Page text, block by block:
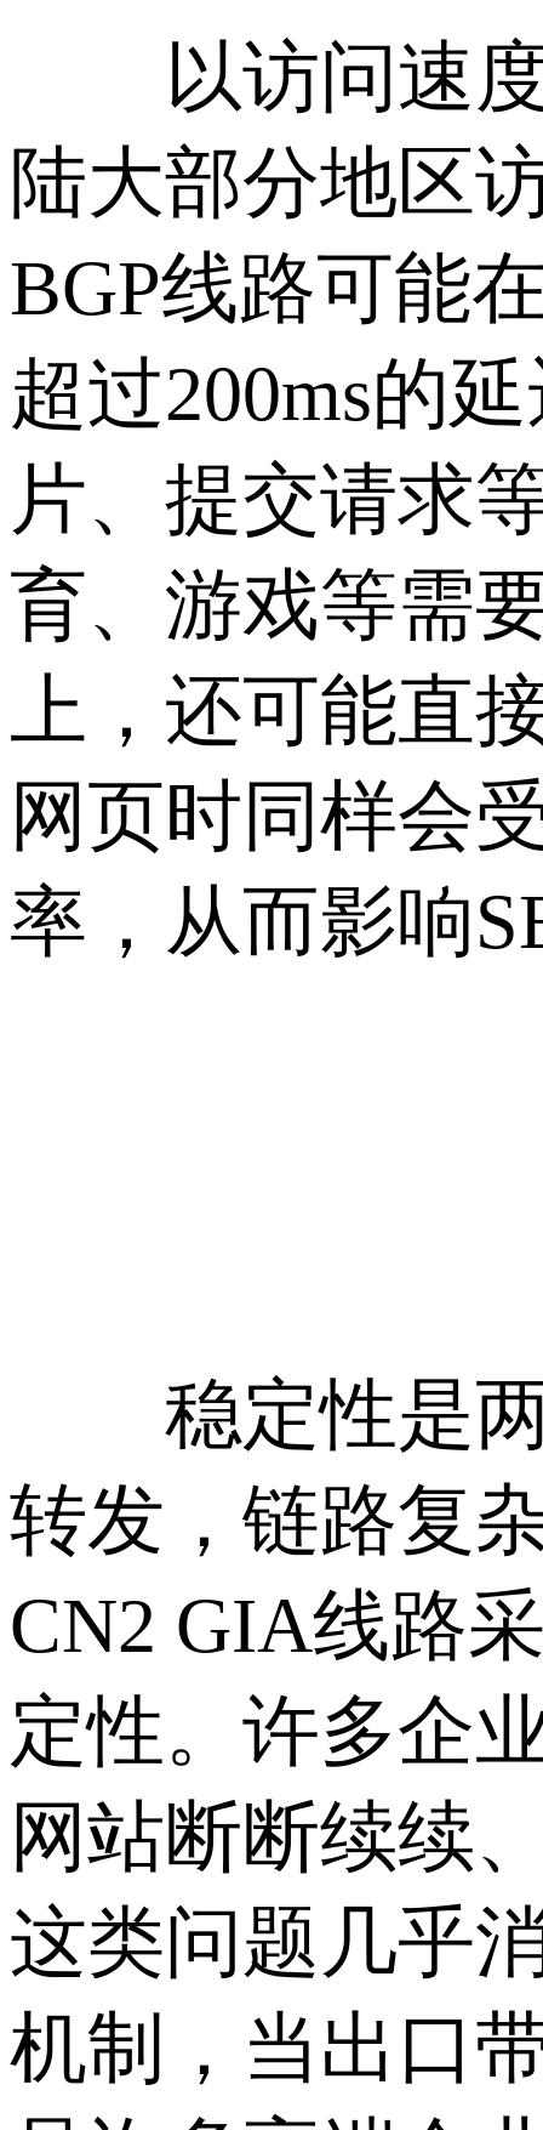
以访问速度
陆大部分地区
BGP线路可能
超过200ms的
片、提交请求
育、游戏等需
上，还可能直
网页时同样会
率，从而影响
稳定性是两
转发，链路复
CN2 GIA线路
定性。许多企
网站断断续续
这类问题几乎
机制，当出口